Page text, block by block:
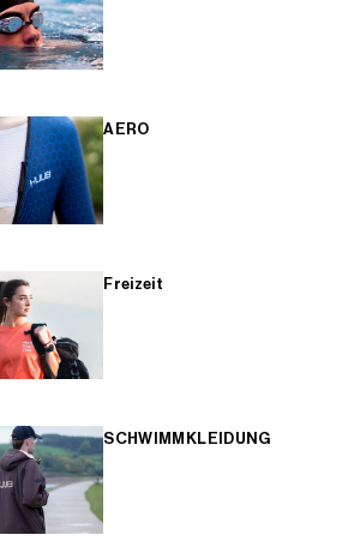
AERO
Freizeit
SCHWIMMKLEIDUNG